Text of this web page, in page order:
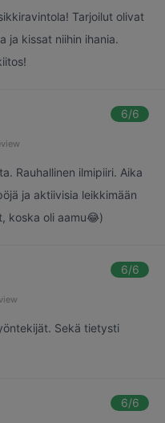
Tarjoilut olivat
ja kissat niihin ihania.
6/6
Rauhallinen ilmipiiri. Aika
ja aktiivisia leikkimään
koska oli aamu😂)
6/6
Sekä tietysti
6/6